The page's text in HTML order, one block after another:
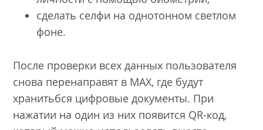
сделать селфи на однотонном светлом
фоне.
После проверки всех данных пользователя
снова перенаправят в MAX, где будут
хранитьбся цифровые документы. При
нажатии на один из них появится QR-код,